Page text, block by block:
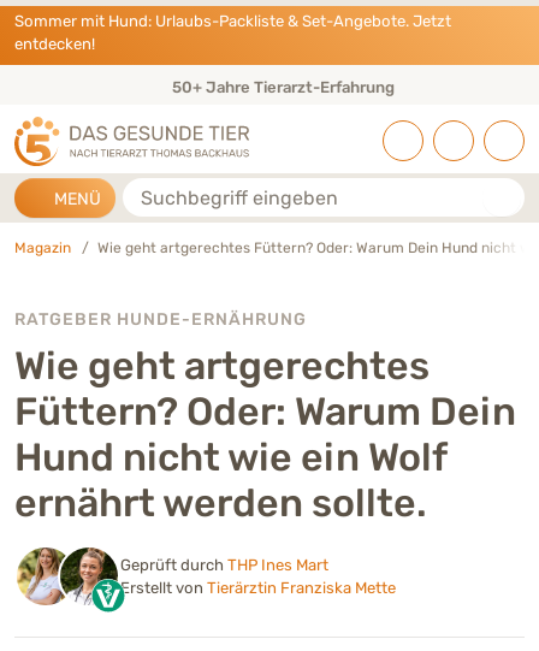
Direkt zu:
INHALT
HAUPTMENÜ
FOOTER
Sommer mit Hund: Urlaubs-Packliste & Set-Angebote. Jetzt
entdecken!
Eigene Tierarztpraxis & Expertenteam
MENÜ Suche
Magazin Wie geht artgerechtes Füttern? Oder: Warum Dein Hund nicht
RATGEBER HUNDE-ERNÄHRUNG
Wie geht artgerechtes
Füttern? Oder: Warum Dein
Hund nicht wie ein Wolf
ernährt werden sollte.
Geprüft durch THP Ines Mart
Erstellt von Tierärztin Franziska Mette